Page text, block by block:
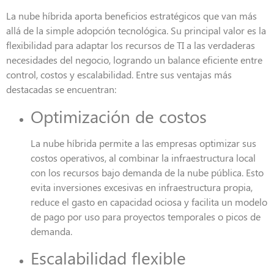
La nube híbrida aporta beneficios estratégicos que van más
allá de la simple adopción tecnológica. Su principal valor es la
flexibilidad para adaptar los recursos de TI a las verdaderas
necesidades del negocio, logrando un balance eficiente entre
control, costos y escalabilidad. Entre sus ventajas más
destacadas se encuentran:
Optimización de costos
La nube híbrida permite a las empresas optimizar sus
costos operativos, al combinar la infraestructura local
con los recursos bajo demanda de la nube pública. Esto
evita inversiones excesivas en infraestructura propia,
reduce el gasto en capacidad ociosa y facilita un modelo
de pago por uso para proyectos temporales o picos de
demanda.
Escalabilidad flexible